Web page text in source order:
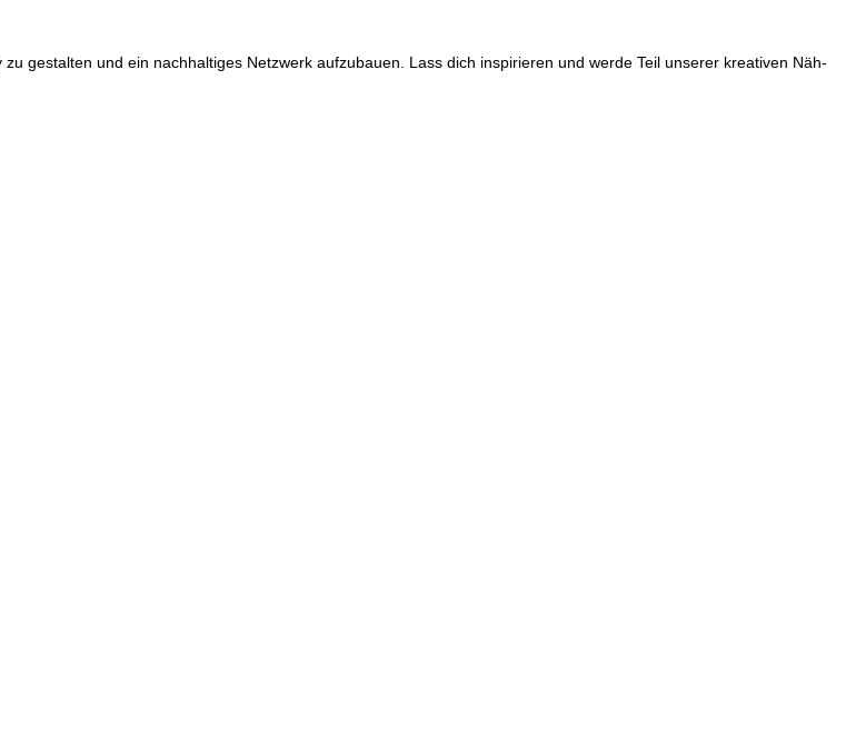
gestalten und ein nachhaltiges Netzwerk aufzubauen. Lass dich inspirieren und werde Teil unserer kreativen Näh-